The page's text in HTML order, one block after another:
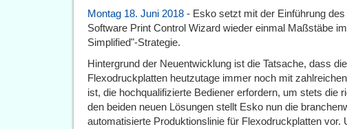
Montag 18. Juni 2018 - Esko setzt mit der Einführung
Software Print Control Wizard wieder einmal Maßstäbe
Simplified"-Strategie.
Hintergrund der Neuentwicklung ist die Tatsache, dass
Flexodruckplatten heutzutage immer noch mit
ist, die hochqualifizierte Bediener erfordern, um stets die
den beiden neuen Lösungen stellt Esko nun die
automatisierte Produktionslinie für Flexodruckplatten vor.